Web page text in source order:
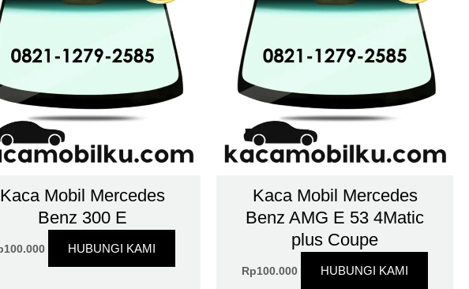
Kaca Mobil Mercedes
Benz 300 E
100.000 HUBUNGI KAMI
Kaca Mobil Mercedes
Benz AMG E 53 4Matic
plus Coupe
Rp100.000 HUBUNGI KAMI